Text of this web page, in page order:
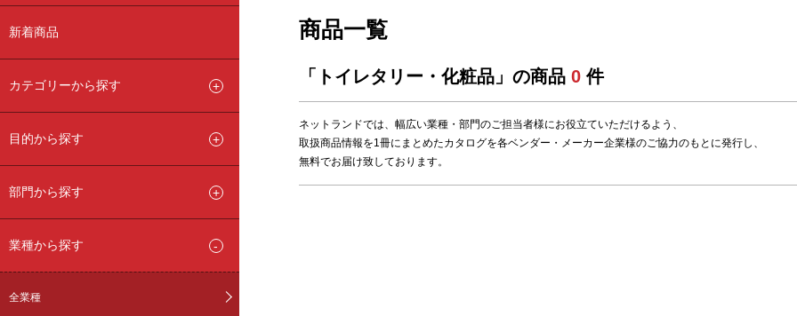
商品一覧
「トイレタリー・化粧品」の商品0 件
ネットランドでは、幅広い業種・部門のご担当者様にお役立ていただけるよう、
取扱商品情報を1冊にまとめたカタログを各ベンダー・メーカー企業様のご協力のもとに発行し、
無料でお届け致しております。
新着商品
カテゴリーから探す
目的から探す
部門から探す
業種から探す
全業種